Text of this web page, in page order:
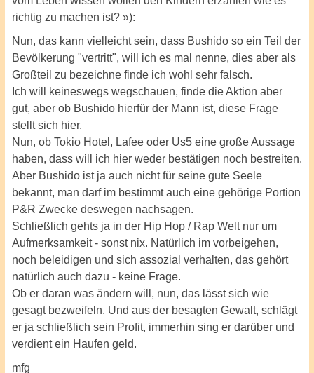
richtig zu machen ist? »):
Nun, das kann vielleicht sein, dass Bushido so ein Teil der
Bevölkerung "vertritt", will ich es mal nenne, dies aber als
Großteil zu bezeichne finde ich wohl sehr falsch.
Ich will keineswegs wegschauen, finde die Aktion aber
gut, aber ob Bushido hierfür der Mann ist, diese Frage
stellt sich hier.
Nun, ob Tokio Hotel, Lafee oder Us5 eine große Aussage
haben, dass will ich hier weder bestätigen noch bestreiten.
Aber Bushido ist ja auch nicht für seine gute Seele
bekannt, man darf im bestimmt auch eine gehörige Portion
P&R Zwecke deswegen nachsagen.
Schließlich gehts ja in der Hip Hop / Rap Welt nur um
Aufmerksamkeit - sonst nix. Natürlich im vorbeigehen,
noch beleidigen und sich assozial verhalten, das gehört
natürlich auch dazu - keine Frage.
Ob er daran was ändern will, nun, das lässt sich wie
gesagt bezweifeln. Und aus der besagten Gewalt, schlägt
er ja schließlich sein Profit, immerhin sing er darüber und
verdient ein Haufen geld.
mfg